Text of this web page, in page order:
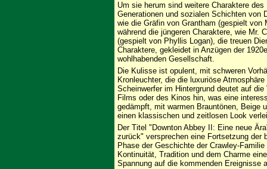
Um sie herum sind weitere Charaktere
Generationen und sozialen Schichten von
wie die Gräfin von Grantham (gespielt von
während die jüngeren Charaktere, wie Mr.
(gespielt von Phyllis Logan), die treuen
Charaktere, gekleidet in Anzügen der
wohlhabenden Gesellschaft.
Die Kulisse ist opulent, mit schweren
Kronleuchter, die die luxuriöse
Scheinwerfer im Hintergrund deutet auf
Films oder des Kinos hin, was eine
gedämpft, mit warmen Brauntönen, Beige
einen klassischen und zeitlosen Look
Der Titel "Downton Abbey II: Eine neue
zurück" versprechen eine Fortsetzung der
Phase der Geschichte der Crawley-
Kontinuität, Tradition und dem Charme
Spannung auf die kommenden Ereignisse